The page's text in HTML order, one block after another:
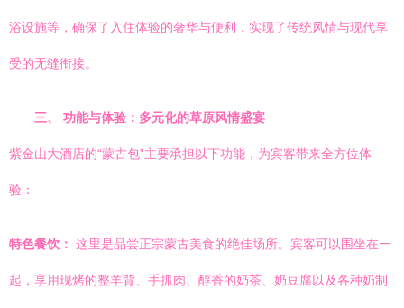
浴设施等，确保了入住体验的奢华与便利，实现了传统风情与现代享
受的无缝衔接。
三、 功能与体验：多元化的草原风情盛宴
紫金山大酒店的“蒙古包”主要承担以下功能，为宾客带来全方位体
验：
特色餐饮： 这里是品尝正宗蒙古美食的绝佳场所。宾客可以围坐在一
起，享用现烤的整羊背、手抓肉、醇香的奶茶、奶豆腐以及各种奶制